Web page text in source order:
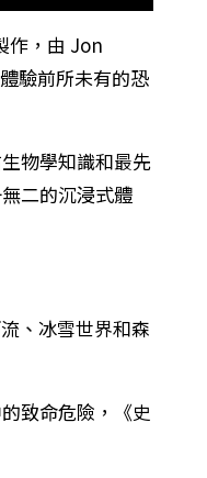
作，由 Jon
驗前所未有的恐
物學知識和最先
二的沉浸式體
、冰雪世界和森
致命危險，《史